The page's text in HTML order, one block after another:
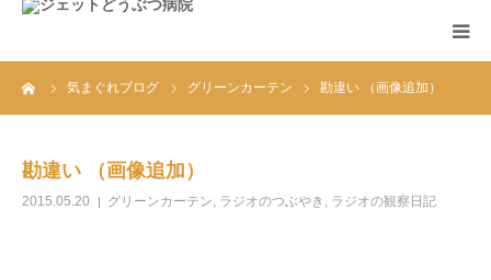
気まぐれブログ グリーンカーテン 勘違い （画像追加）
勘違い （画像追加）
2015.05.20 グリーンカーテン, ラジオのつぶやき , ラジオの観察日記
ホーム